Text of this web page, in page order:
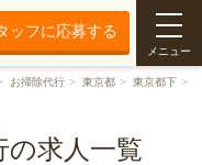
ッフに応募する
メニュー
お掃除代行 東京都
東京都下
の求人一覧